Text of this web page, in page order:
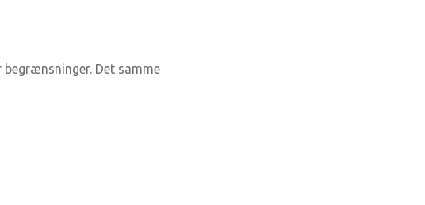
Det samme